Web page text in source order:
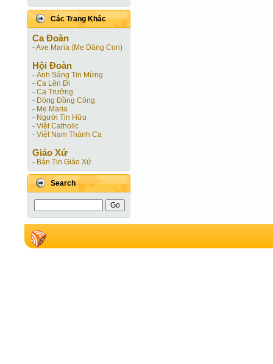
Các Trang Khác
Ca Ðoàn
-Ave Maria (Mẹ Dâng Con)
Hội Ðoàn
- Ánh Sáng Tin Mừng
- Ca Lên Đi
- Ca Trưởng
- Dòng Đồng Công
- Mẹ Maria
- Người Tin Hữu
- Việt Catholic
- Việt Nam Thánh Ca
Giáo Xứ
- Bản Tin Giáo Xứ
Search